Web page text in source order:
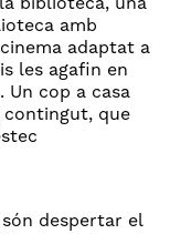
la biblioteca, una
amb
adaptat a
les agafin en
Un cop a casa
contingut, que
despertar el